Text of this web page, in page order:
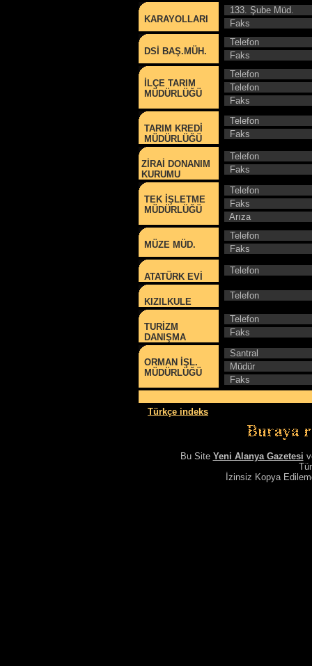
KARAYOLLARI
133. Şube Müd.
Faks
DSİ BAŞ.MÜH.
Telefon
Faks
İLÇE TARIM
MÜDÜRLÜĞÜ
Telefon
Telefon
Faks
TARIM KREDİ
MÜDÜRLÜĞÜ
Telefon
Faks
ZİRAİ DONANIM
KURUMU
Telefon
Faks
TEK İŞLETME
MÜDÜRLÜĞÜ
Telefon
Faks
Arıza
MÜZE MÜD.
Telefon
Faks
ATATÜRK EVİ
Telefon
KIZILKULE
Telefon
TURİZM
DANIŞMA
Telefon
Faks
ORMAN İŞL.
MÜDÜRLÜĞÜ
Santral
Müdür
Faks
Türkçe indeks
Bu Site Yeni Alanya Gazetesi
İzinsiz Kopya